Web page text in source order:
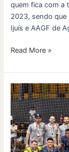
quem fica com a
2023, sendo
Ijuís e AAGF de
Read More »
Cerro
Largo
perde
em
Entre-
Ijuís